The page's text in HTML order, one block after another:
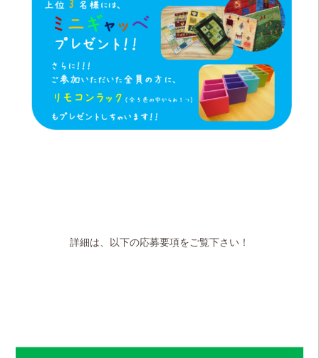
詳細は、以下の応募要項をご覧下さい！